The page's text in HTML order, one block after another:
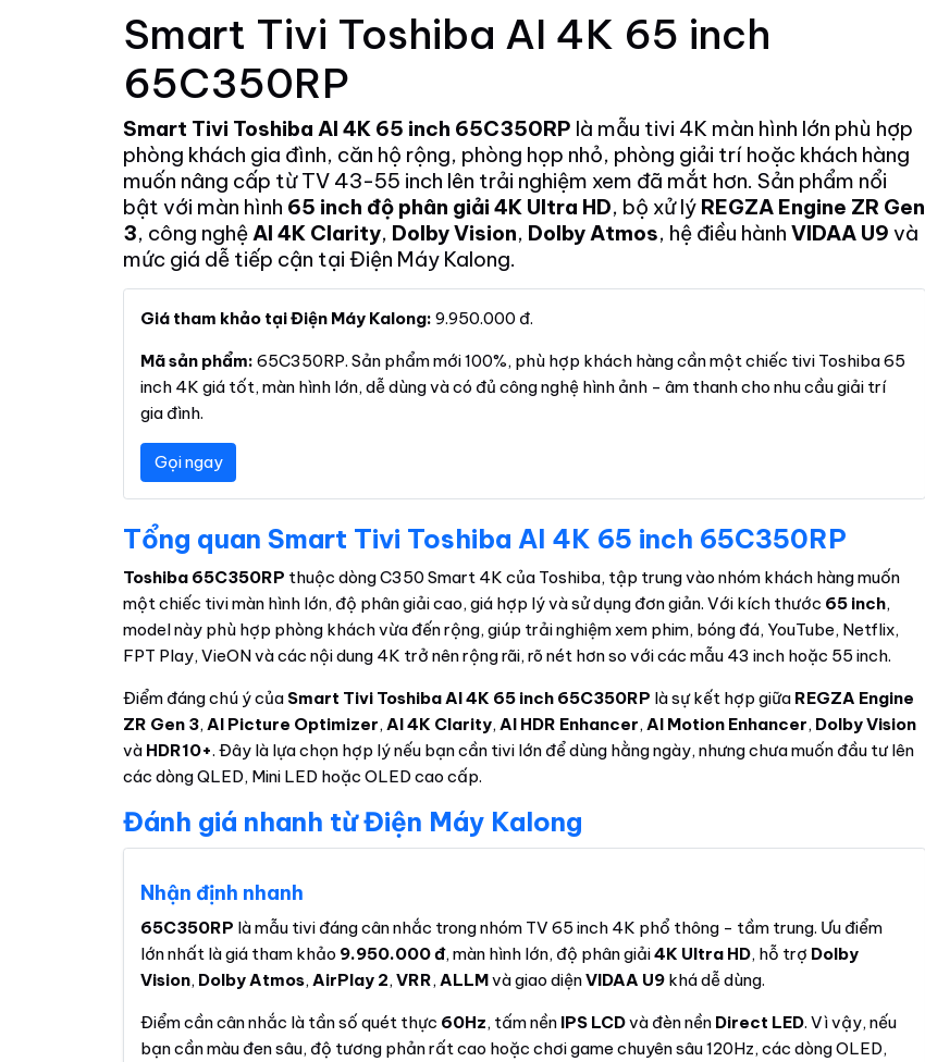
Smart Tivi Toshiba AI 4K 65 inch
65C350RP
Smart Tivi Toshiba AI 4K 65 inch 65C350RP là mẫu tivi 4K màn hình lớn phù hợp
phòng khách gia đình, căn hộ rộng, phòng họp nhỏ, phòng giải trí hoặc khách hàng
muốn nâng cấp từ TV 43-55 inch lên trải nghiệm xem đã mắt hơn. Sản phẩm nổi
bật với màn hình 65 inch độ phân giải 4K Ultra HD, bộ xử lý REGZA Engine ZR Gen
3, công nghệAI 4K Clarity, Dolby Vision, Dolby Atmos, hệ điều hànhVIDAA U9 và
mức giá dễ tiếp cận tại Điện Máy Kalong.
Giá tham khảo tại Điện Máy Kalong: 9.950.000 đ.
Mã sản phẩm: 65C350RP. Sản phẩm mới 100%, phù hợp khách hàng cần một chiếc tivi Toshiba 65
inch 4K giá tốt, màn hình lớn, dễ dùng và có đủ công nghệ hình ảnh - âm thanh cho nhu cầu giải trí
gia đình.
Gọi ngay
Tổng quan Smart Tivi Toshiba AI 4K 65 inch 65C350RP
Toshiba 65C350RP thuộc dòng C350 Smart 4K của Toshiba, tập trung vào nhóm khách hàng muốn
một chiếc tivi màn hình lớn, độ phân giải cao, giá hợp lý và sử dụng đơn giản. Với kích thước 65 inch,
model này phù hợp phòng khách vừa đến rộng, giúp trải nghiệm xem phim, bóng đá, YouTube, Netflix,
FPT Play, VieON và các nội dung 4K trở nên rộng rãi, rõ nét hơn so với các mẫu 43 inch hoặc 55 inch.
Điểm đáng chú ý của Smart Tivi Toshiba AI 4K 65 inch 65C350RP là sự kết hợp giữa REGZA Engine
ZR Gen 3,AI Picture Optimizer,AI 4K Clarity,AI HDR Enhancer,AI Motion Enhancer, Dolby Vision
và HDR10+. Đây là lựa chọn hợp lý nếu bạn cần tivi lớn để dùng hằng ngày, nhưng chưa muốn đầu tư lên
các dòng QLED, Mini LED hoặc OLED cao cấp.
Đánh giá nhanh từ Điện Máy Kalong
Nhận định nhanh
65C350RP là mẫu tivi đáng cân nhắc trong nhóm TV 65 inch 4K phổ thông - tầm trung. Ưu điểm
lớn nhất là giá tham khảo 9.950.000 đ, màn hình lớn, độ phân giải4K Ultra HD, hỗ trợ Dolby
Vision, Dolby Atmos,AirPlay 2,VRR,ALLMvà giao diệnVIDAA U9 khá dễ dùng.
Điểm cần cân nhắc là tần số quét thực 60Hz, tấm nền IPS LCDvà đèn nền Direct LED. Vì vậy, nếu
bạn cần màu đen sâu, độ tương phản rất cao hoặc chơi game chuyên sâu 120Hz, các dòng OLED,